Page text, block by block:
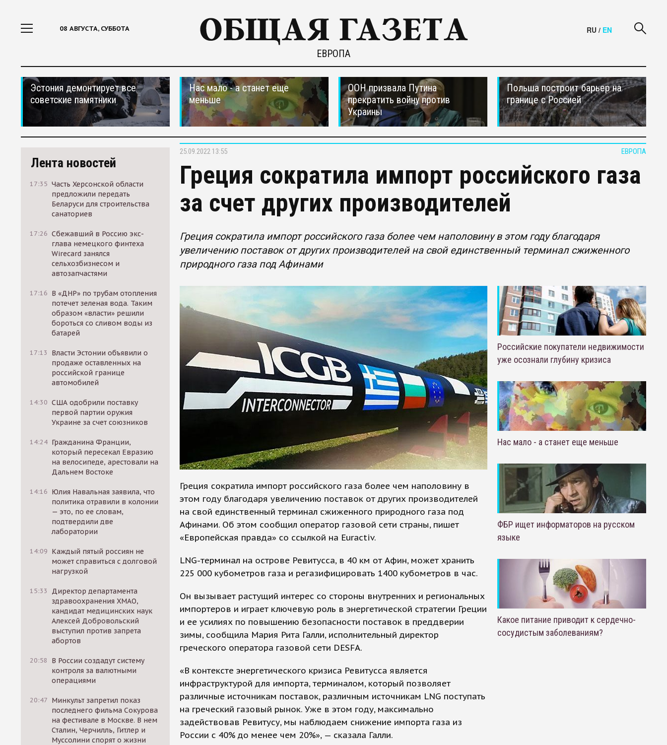
08 АВГУСТА, СУББОТА
ЕВРОПА
RU / EN
Эстония демонтирует все
советские памятники
Нас мало - а станет еще
меньше
ООН призвала Путина
прекратить войну против
Украины
Польша построит барьер на
границе с Россией
Лента новостей
17:35 Часть Херсонской области
предложили передать
Беларуси для строительства
санаториев
17:26 Сбежавший в Россию экс-
глава немецкого финтеха
Wirecard занялся
сельхозбизнесом и
автозапчастями
17:16 В «ДНР» по трубам отопления
потечет зеленая вода. Таким
образом «власти» решили
бороться со сливом воды из
батарей
17:13
Власти Эстонии объявили о
продаже оставленных на
российской границе
автомобилей
14:30 США одобрили поставку
первой партии оружия
Украине за счет союзников
14:24 Гражданина Франции,
который пересекал Евразию
на велосипеде, арестовали на
Дальнем Востоке
14:16 Юлия Навальная заявила, что
политика отравили в колонии
— это, по ее словам,
подтвердили две
лаборатории
14:09 Каждый пятый россиян не
может справиться с долговой
нагрузкой
15:33
Директор департамента
здравоохранения ХМАО,
кандидат медицинских наук
Алексей Добровольский
выступил против запрета
абортов
20:58
В России создадут систему
контроля за валютными
операциями
20:47 Минкульт запретил показ
последнего фильма Сокурова
на фестивале в Москве. В нем
Сталин, Черчилль, Гитлер и
Муссолини спорят о жизни
ЕВРОПА
25.09.2022 13:55
Греция сократила импорт российского газа
за счет других производителей
Греция сократила импорт российского газа более чем наполовину в этом году благодаря
увеличению поставок от других производителей на свой единственный терминал сжиженного
природного газа под Афинами
Греция сократила импорт российского газа более чем наполовину в
этом году благодаря увеличению поставок от других производителей
на свой единственный терминал сжиженного природного газа под
Афинами. Об этом сообщил оператор газовой сети страны, пишет
«Европейская правда» со ссылкой на Euractiv.
LNG-терминал на острове Ревитусса, в 40 км от Афин, может хранить
225 000 кубометров газа и регазифицировать 1400 кубометров в час.
Он вызывает растущий интерес со стороны внутренних и региональных
импортеров и играет ключевую роль в энергетической стратегии Греции
и ее усилиях по повышению безопасности поставок в преддверии
зимы, сообщила Мария Рита Галли, исполнительный директор
греческого оператора газовой сети DESFA.
«В контексте энергетического кризиса Ревитусса является
инфраструктурой для импорта, терминалом, который позволяет
различные источникам поставок, различным источникам LNG поступать
на греческий газовый рынок. Уже в этом году, максимально
задействовав Ревитусу, мы наблюдаем снижение импорта газа из
России с 40% до менее чем 20%», — сказала Галли.
Российские покупатели недвижимости
уже осознали глубину кризиса
Нас мало - а станет еще меньше
ФБР ищет информаторов на русском
языке
Какое питание приводит к сердечно-
сосудистым заболеваниям?